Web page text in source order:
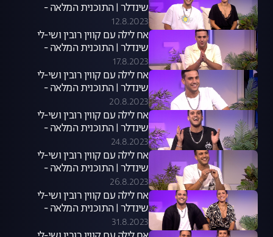
שינדלר | התוכנית המלאה -
09.08.23
12.8.2023
אח לילה עם קווין רובין ושי-לי
שינדלר | התוכנית המלאה -
16.08.23
17.8.2023
אח לילה עם קווין רובין ושי-לי
שינדלר | התוכנית המלאה -
17.08.23
20.8.2023
אח לילה עם קווין רובין ושי-לי
שינדלר | התוכנית המלאה -
23.8.23
24.8.2023
אח לילה עם קווין רובין ושי-לי
שינדלר | התוכנית המלאה -
24.8.23
26.8.2023
אח לילה עם קווין רובין ושי-לי
שינדלר | התוכנית המלאה -
30.8.23
31.8.2023